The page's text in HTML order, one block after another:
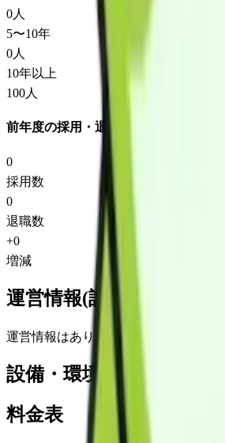
0人
5〜10年
0人
10年以上
100人
前年度の採用・退職
0
採用数
0
退職数
+0
増減
運営情報(詳細)
運営情報はありません
設備・環境
料金表